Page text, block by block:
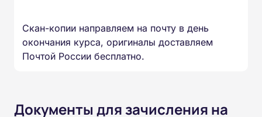
Скан-копии направляем на почту в день
окончания курса, оригиналы доставляем
Почтой России бесплатно.
Документы для зачисления на